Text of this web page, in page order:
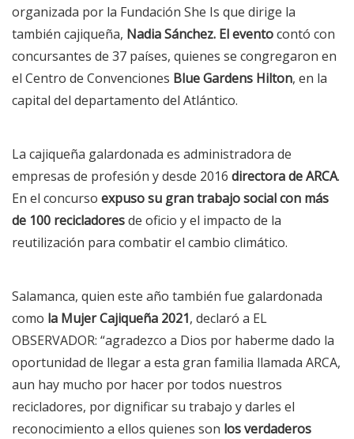
organizada por la Fundación She Is que dirige la
también cajiqueña, Nadia Sánchez. El eventocontó con
concursantes de 37 países, quienes se congregaron en
el Centro de Convenciones Blue Gardens Hilton, en la
capital del departamento del Atlántico.
La cajiqueña galardonada es administradora de
empresas de profesión y desde 2016 directora de ARCA.
En el concurso expuso su gran trabajo social con más
de 100 recicladoresde oficio y el impacto de la
reutilización para combatir el cambio climático.
Salamanca, quien este año también fue galardonada
como la Mujer Cajiqueña 2021, declaró a EL
OBSERVADOR: “agradezco a Dios por haberme dado la
oportunidad de llegar a esta gran familia llamada ARCA,
aun hay mucho por hacer por todos nuestros
recicladores, por dignificar su trabajo y darles el
reconocimiento a ellos quienes son los verdaderos